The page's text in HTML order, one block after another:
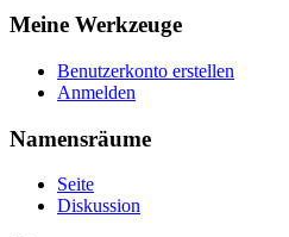
Meine Werkzeuge
Benutzerkonto erstellen
Anmelden
Namensräume
Seite
Diskussion